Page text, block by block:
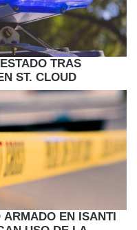
TRAS
ST. CLOUD
ARMADO EN ISANTI